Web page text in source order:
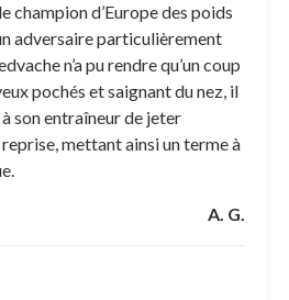
champion d’Europe des poids
adversaire particulièrement
n’a pu rendre qu’un coup
pochés et saignant du nez, il
son entraîneur de jeter
reprise, mettant ainsi un terme à
A. G.